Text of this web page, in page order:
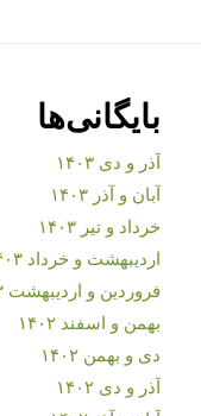
بایگانی‌ها
آذر و دی ۱۴۰۳
آبان و آذر ۱۴۰۳
خرداد و تیر ۱۴۰۳
اردیبهشت و خرداد ۱۴۰۳
فروردین و اردیبهشت ۱۴۰۳
بهمن و اسفند ۱۴۰۲
دی و بهمن ۱۴۰۲
آذر و دی ۱۴۰۲